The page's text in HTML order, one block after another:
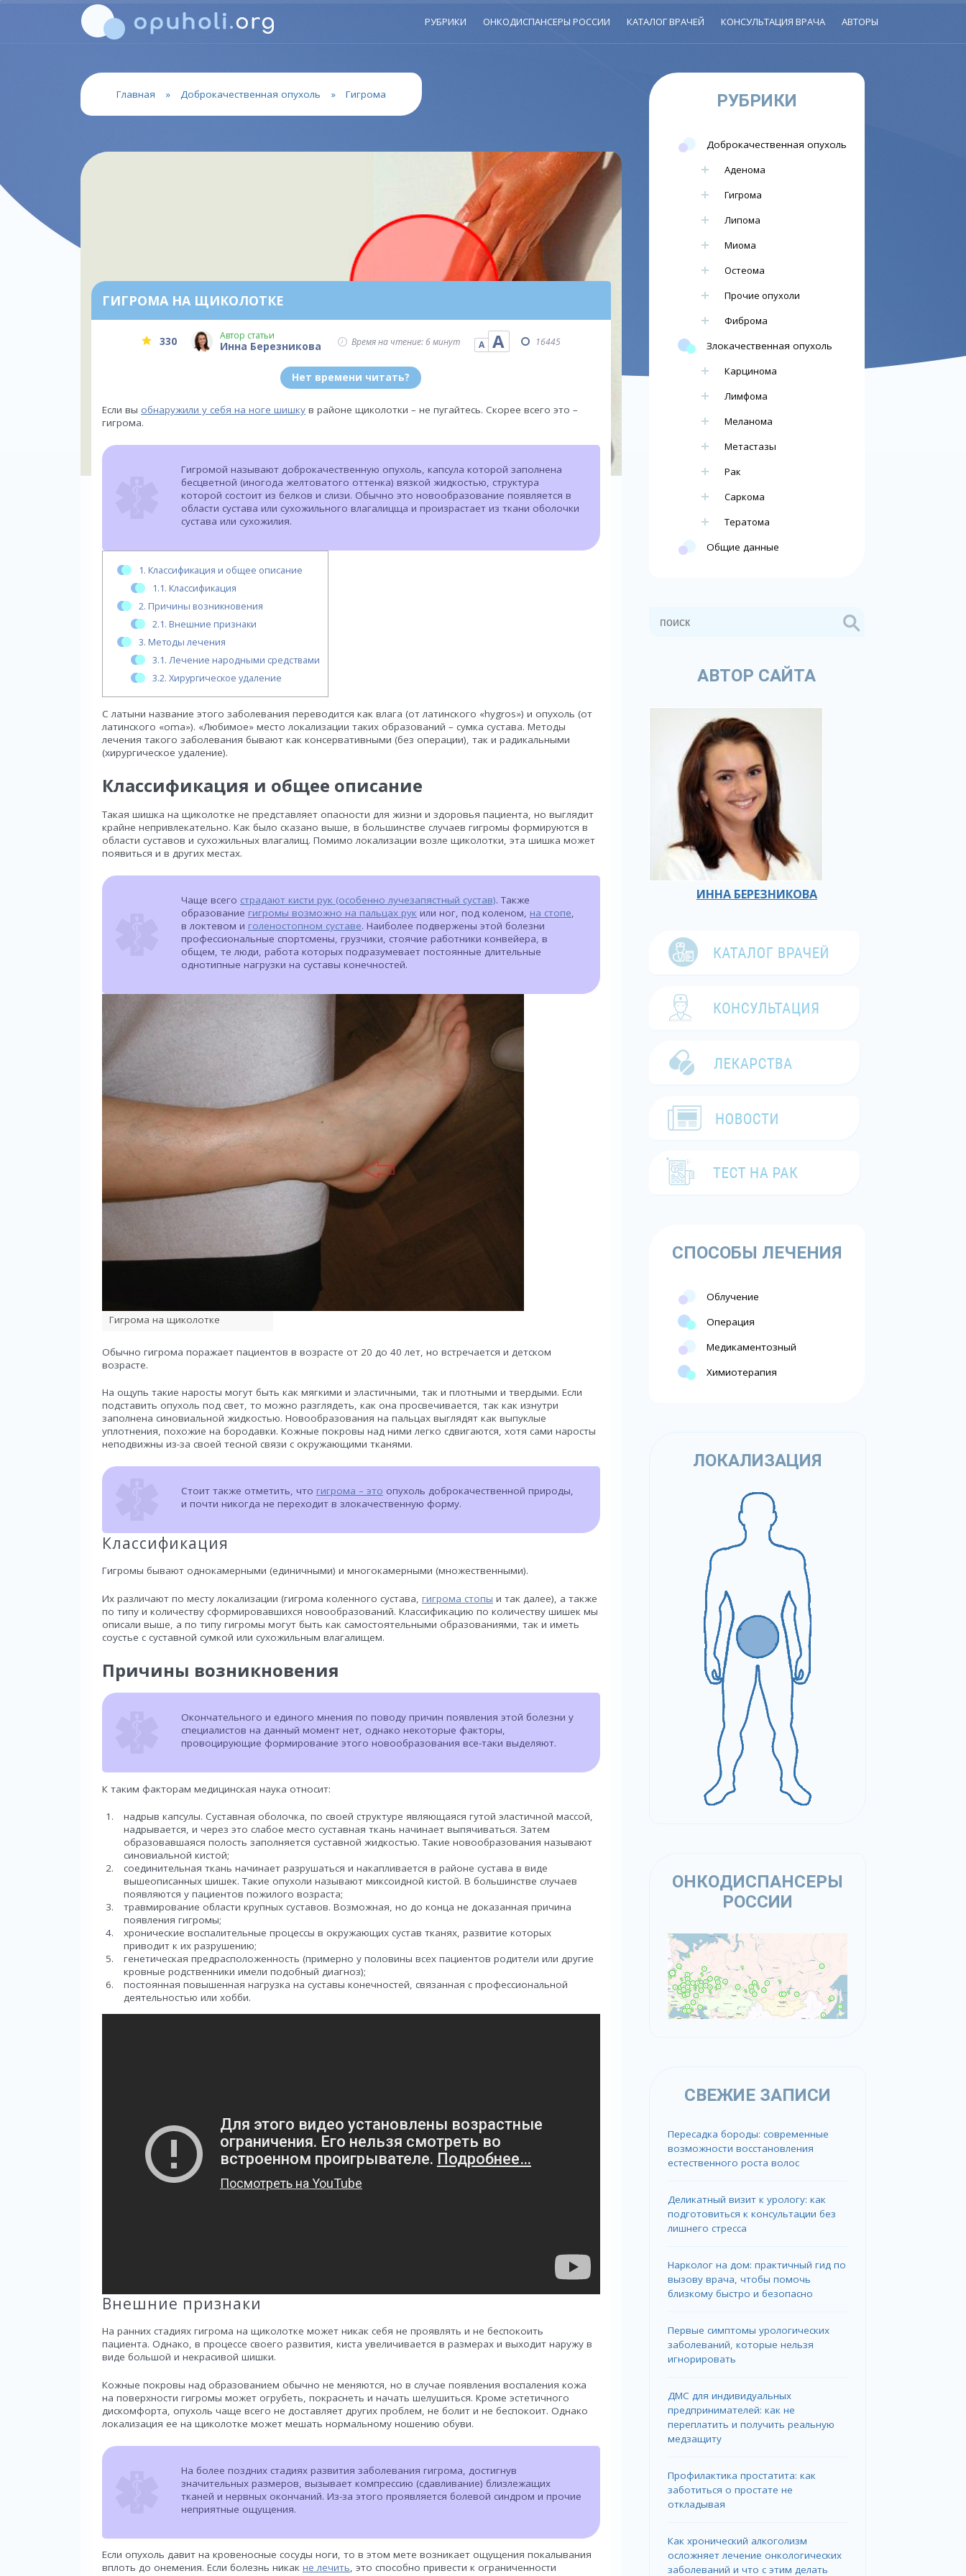
РУБРИКИ ОНКОДИСПАНСЕРЫ РОССИИ КАТАЛОГ ВРАЧЕЙ КОНСУЛЬТАЦИЯ ВРАЧА АВТОРЫ
Главная » Доброкачественная опухоль » Гигрома
ГИГРОМА НА ЩИКОЛОТКЕ
330 Автор статьи
Инна Березникова Время на чтение: 6 минут А А 16445
Нет времени читать?
Если вы обнаружили у себя на ноге шишку в районе щиколотки – не пугайтесь. Скорее всего это –
гигрома.
Гигромой называют доброкачественную опухоль, капсула которой заполнена
бесцветной (иногода желтоватого оттенка) вязкой жидкостью, структура
которой состоит из белков и слизи. Обычно это новообразование появляется в
области сустава или сухожильного влагалицща и произрастает из ткани оболочки
сустава или сухожилия.
1. Классификация и общее описание
1.1. Классификация
2. Причины возникновения
2.1. Внешние признаки
3. Методы лечения
3.1. Лечение народными средствами
3.2. Хирургическое удаление
С латыни название этого заболевания переводится как влага (от латинского «hygros») и опухоль (от
латинского «oma»). «Любимое» место локализации таких образований – сумка сустава. Методы
лечения такого заболевания бывают как консервативными (без операции), так и радикальными
(хирургическое удаление).
Классификация и общее описание
Такая шишка на щиколотке не представляет опасности для жизни и здоровья пациента, но выглядит
крайне непривлекательно. Как было сказано выше, в большинстве случаев гигромы формируются в
области суставов и сухожильных влагалищ. Помимо локализации возле щиколотки, эта шишка может
появиться и в других местах.
Чаще всего страдают кисти рук (особенно лучезапястный сустав). Также
образование гигромы возможно на пальцах рук или ног, под коленом, на стопе,
в локтевом и голеностопном суставе. Наиболее подвержены этой болезни
профессиональные спортсмены, грузчики, стоячие работники конвейера, в
общем, те люди, работа которых подразумевает постоянные длительные
однотипные нагрузки на суставы конечностей.
Гигрома на щиколотке
Обычно гигрома поражает пациентов в возрасте от 20 до 40 лет, но встречается и детском
возрасте.
На ощупь такие наросты могут быть как мягкими и эластичными, так и плотными и твердыми. Если
подставить опухоль под свет, то можно разглядеть, как она просвечивается, так как изнутри
заполнена синовиальной жидкостью. Новообразования на пальцах выглядят как выпуклые
уплотнения, похожие на бородавки. Кожные покровы над ними легко сдвигаются, хотя сами наросты
неподвижны из-за своей тесной связи с окружающими тканями.
Стоит также отметить, что гигрома – это опухоль доброкачественной природы,
и почти никогда не переходит в злокачественную форму.
Классификация
Гигромы бывают однокамерными (единичными) и многокамерными (множественными).
Их различают по месту локализации (гигрома коленного сустава, гигрома стопы и так далее), а также
по типу и количеству сформировавшихся новообразований. Классификацию по количеству шишек мы
описали выше, а по типу гигромы могут быть как самостоятельными образованиями, так и иметь
соустье с суставной сумкой или сухожильным влагалищем.
Причины возникновения
Окончательного и единого мнения по поводу причин появления этой болезни у
специалистов на данный момент нет, однако некоторые факторы,
провоцирующие формирование этого новообразования все-таки выделяют.
К таким факторам медицинская наука относит:
надрыв капсулы. Суставная оболочка, по своей структуре являющаяся гутой эластичной массой,
надрывается, и через это слабое место суставная ткань начинает выпячиваться. Затем
образовавшаяся полость заполняется суставной жидкостью. Такие новообразования называют
синовиальной кистой;
соединительная ткань начинает разрушаться и накапливается в районе сустава в виде
вышеописанных шишек. Такие опухоли называют миксоидной кистой. В большинстве случаев
появляются у пациентов пожилого возраста;
травмирование области крупных суставов. Возможная, но до конца не доказанная причина
появления гигромы;
хронические воспалительные процессы в окружающих сустав тканях, развитие которых
приводит к их разрушению;
генетическая предрасположенность (примерно у половины всех пациентов родители или другие
кровные родственники имели подобный диагноз);
постоянная повышенная нагрузка на суставы конечностей, связанная с профессиональной
деятельностью или хобби.
Внешние признаки
На ранних стадиях гигрома на щиколотке может никак себя не проявлять и не беспокоить
пациента. Однако, в процессе своего развития, киста увеличивается в размерах и выходит наружу в
виде большой и некрасивой шишки.
Кожные покровы над образованием обычно не меняются, но в случае появления воспаления кожа
на поверхности гигромы может огрубеть, покраснеть и начать шелушиться. Кроме эстетичного
дискомфорта, опухоль чаще всего не доставляет других проблем, не болит и не беспокоит. Однако
локализация ее на щиколотке может мешать нормальному ношению обуви.
На более поздних стадиях развития заболевания гигрома, достигнув
значительных размеров, вызывает компрессию (сдавливание) близлежащих
тканей и нервных окончаний. Из-за этого проявляется болевой синдром и прочие
неприятные ощущения.
Если опухоль давит на кровеносные сосуды ноги, то в этом мете возникает ощущения покалывания
вплоть до онемения. Если болезнь никак не лечить, это способно привести к ограниченности
РУБРИКИ
Доброкачественная опухоль
Аденома
Гигрома
Липома
Миома
Остеома
Прочие опухоли
Фиброма
Злокачественная опухоль
Карцинома
Лимфома
Меланома
Метастазы
Рак
Саркома
Тератома
Общие данные
АВТОР САЙТА
ИННА БЕРЕЗНИКОВА
СПОСОБЫ ЛЕЧЕНИЯ
Облучение
Операция
Медикаментозный
Химиотерапия
ЛОКАЛИЗАЦИЯ
ОНКОДИСПАНСЕРЫ
РОССИИ
СВЕЖИЕ ЗАПИСИ
Пересадка бороды: современные
возможности восстановления
естественного роста волос
Деликатный визит к урологу: как
подготовиться к консультации без
лишнего стресса
Нарколог на дом: практичный гид по
вызову врача, чтобы помочь
близкому быстро и безопасно
Первые симптомы урологических
заболеваний, которые нельзя
игнорировать
ДМС для индивидуальных
предпринимателей: как не
переплатить и получить реальную
медзащиту
Профилактика простатита: как
заботиться о простате не
откладывая
Как хронический алкоголизм
осложняет лечение онкологических
заболеваний и что с этим делать